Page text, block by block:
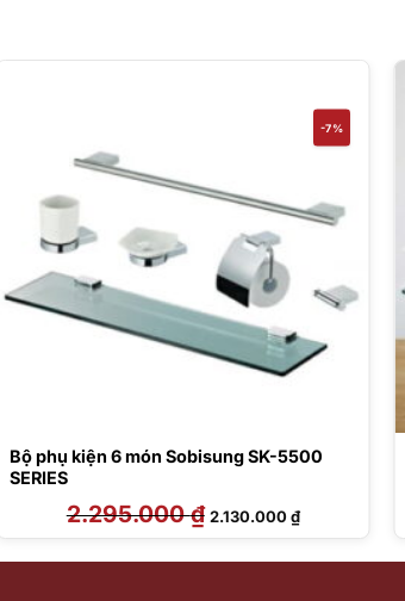
-7%
Bộ phụ kiện 6 món Sobisung SK-5500
SERIES
2.295.000₫ Giá
gốc
là:
2.130.000₫Giá
hiện
tại
2.130.000 ₫.